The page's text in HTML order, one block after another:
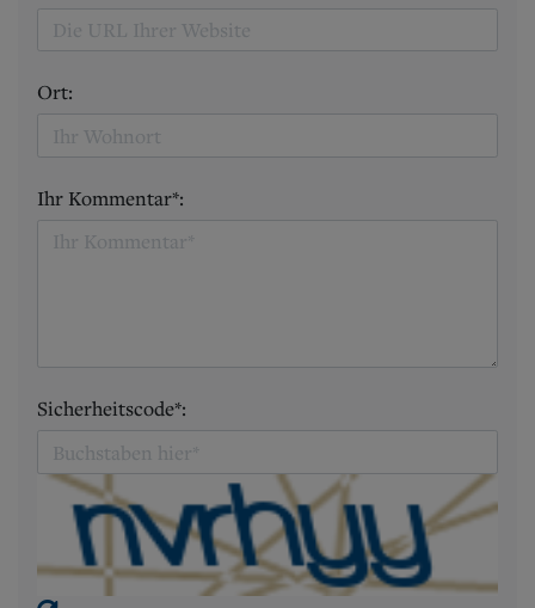
Ort:
Ihr Kommentar*:
Sicherheitscode*: